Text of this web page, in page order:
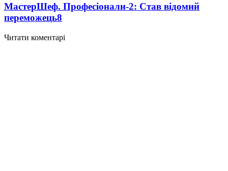
МастерШеф. Професіонали-2: Став відомий
переможець8
Читати коментарі